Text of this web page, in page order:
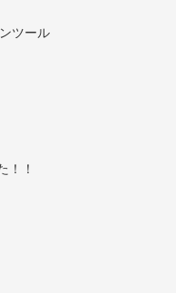
ツール
！！